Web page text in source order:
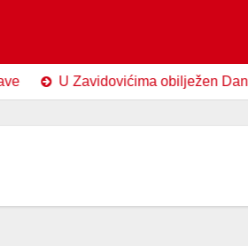
U Zavidovićima obilježen Dan